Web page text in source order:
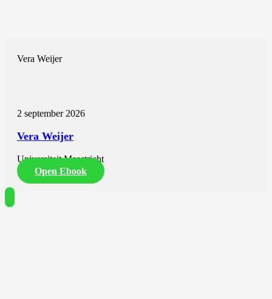
Vera Weijer
2 september 2026
Vera Weijer
Universiteit Maastricht
Open Ebook